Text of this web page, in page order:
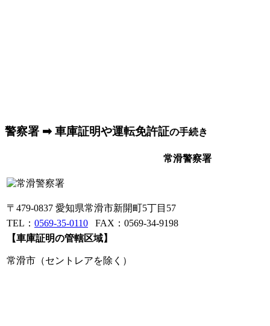
警察署 ➡ 車庫証明や運転免許証の手続き
常滑警察署
〒479-0837 愛知県常滑市新開町5丁目57
TEL： 0569-35-0110 FAX：0569-34-9198
【車庫証明の管轄区域】
常滑市（セントレアを除く）